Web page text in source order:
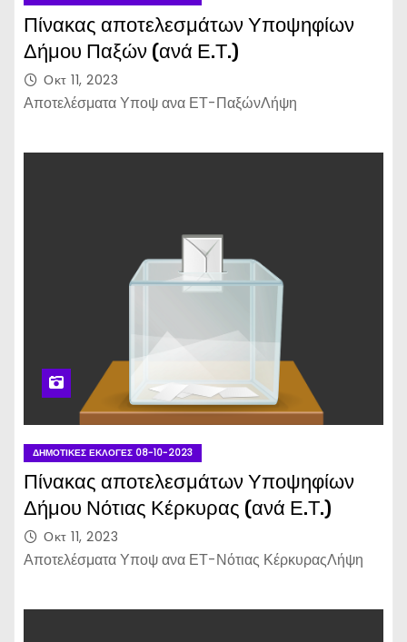
Πίνακας αποτελεσμάτων Υποψηφίων
Δήμου Παξών (ανά Ε.Τ.)
Οκτ 11, 2023
Αποτελέσματα Υποψ ανα ΕΤ-ΠαξώνΛήψη
ΔΗΜΟΤΙΚΈΣ ΕΚΛΟΓΈΣ 08-10-2023
Πίνακας αποτελεσμάτων Υποψηφίων
Δήμου Νότιας Κέρκυρας (ανά Ε.Τ.)
Οκτ 11, 2023
Αποτελέσματα Υποψ ανα ΕΤ-Νότιας ΚέρκυραςΛήψη